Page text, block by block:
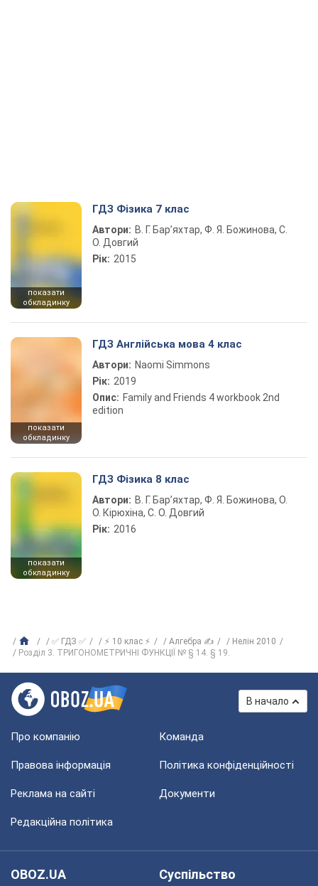
показати
обкладинку
ГДЗ Фізика 7 клас
Автори: В. Г. Бар’яхтар, Ф. Я. Божинова, С.
О. Довгий
Рік: 2015
показати
обкладинку
ГДЗ Англійська мова 4 клас
Автори: Naomi Simmons
Рік: 2019
Опис: Family and Friends 4 workbook 2nd
edition
показати
обкладинку
ГДЗ Фізика 8 клас
Автори: В. Г. Бар’яхтар, Ф. Я. Божинова, О.
О. Кірюхіна, С. О. Довгий
Рік: 2016
✅ ГДЗ ✅ ⚡ 10 клас ⚡ Алгебра ✍
Нелін 2010
Розділ 3. ТРИГОНОМЕТРИЧНІ ФУНКЦІЇ № § 14. § 19.
В начало
Про компанію Команда
Правова інформація Політика конфіденційності
Реклама на сайті Документи
Редакційна політика
OBOZ.UA
Суспільство